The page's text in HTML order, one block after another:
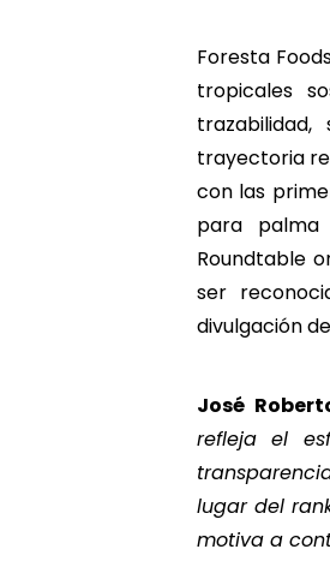
Foresta
tropicales
trayectoria
con las
para palma
Roundtable
ser
divulgación
José
refleja el
lugar del
motiva a